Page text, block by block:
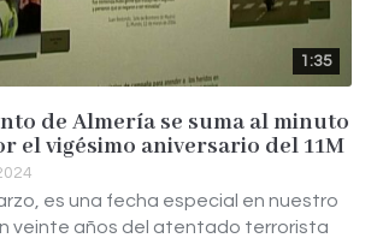
1:35
de Almería se suma al minuto
el vigésimo aniversario del 11M
es una fecha especial en nuestro
veinte años del atentado terrorista